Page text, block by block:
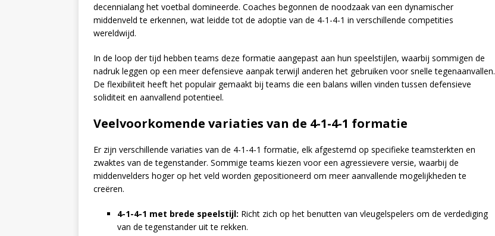
decennialang het voetbal domineerde. Coaches begonnen de noodzaak van een dynamischer
middenveld te erkennen, wat leidde tot de adoptie van de 4-1-4-1 in verschillende competities
wereldwijd.
In de loop der tijd hebben teams deze formatie aangepast aan hun speelstijlen, waarbij sommigen de
nadruk leggen op een meer defensieve aanpak terwijl anderen het gebruiken voor snelle tegenaanvallen.
De flexibiliteit heeft het populair gemaakt bij teams die een balans willen vinden tussen defensieve
soliditeit en aanvallend potentieel.
Veelvoorkomende variaties van de 4-1-4-1 formatie
Er zijn verschillende variaties van de 4-1-4-1 formatie, elk afgestemd op specifieke teamsterkten en
zwaktes van de tegenstander. Sommige teams kiezen voor een agressievere versie, waarbij de
middenvelders hoger op het veld worden gepositioneerd om meer aanvallende mogelijkheden te
creëren.
4-1-4-1 met brede speelstijl: Richt zich op het benutten van vleugelspelers om de verdediging
van de tegenstander uit te rekken.